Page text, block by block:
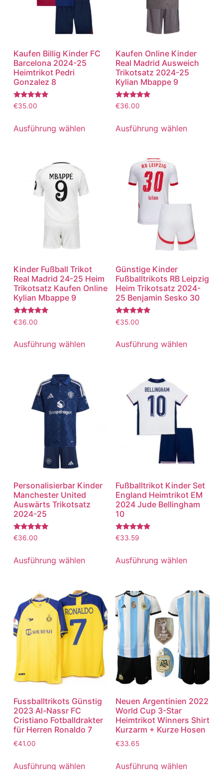
Kaufen Billig Kinder FC
Barcelona 2024-25
Heimtrikot Pedri
Gonzalez 8
Bewertet
mit
von 5
€35.00
Ausführung wählen
Kaufen Online Kinder
Real Madrid Ausweich
Trikotsatz 2024-25
Kylian Mbappe 9
Bewertet
mit
von 5
€36.00
Ausführung wählen
Kinder Fußball Trikot
Real Madrid 24-25 Heim
Trikotsatz Kaufen Online
Kylian Mbappe 9
Bewertet
mit
von 5
€36.00
Ausführung wählen
Günstige Kinder
Fußballtrikots RB Leipzig
Heim Trikotsatz 2024-
25 Benjamin Sesko 30
Bewertet
mit
von 5
€35.00
Ausführung wählen
Personalisierbar Kinder
Manchester United
Auswärts Trikotsatz
2024-25
Bewertet
mit
von 5
€36.00
Ausführung wählen
Fußballtrikot Kinder Set
England Heimtrikot EM
2024 Jude Bellingham
10
Bewertet
mit
von 5
€33.59
Ausführung wählen
Fussballtrikots Günstig
2023 Al-Nassr FC
Cristiano Fotballdrakter
für Herren Ronaldo 7
€41.00
Ausführung wählen
Neuen Argentinien 2022
World Cup 3-Star
Heimtrikot Winners Shirt
Kurzarm + Kurze Hosen
€33.65
Ausführung wählen